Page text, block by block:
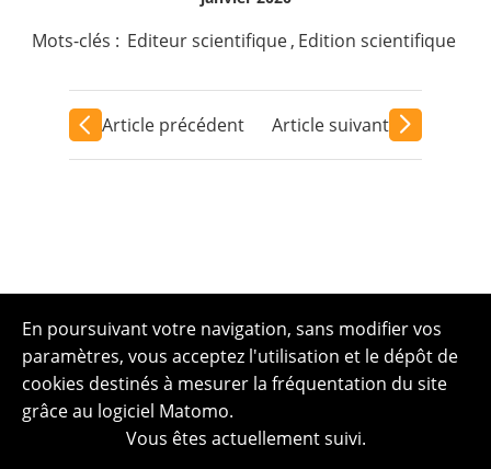
Mots-clés : Editeur scientifique, Edition scientifique
Article précédent Article suivant
En poursuivant votre navigation, sans modifier vos
paramètres, vous acceptez l'utilisation et le dépôt de
cookies destinés à mesurer la fréquentation du site
grâce au logiciel Matomo.
Vous êtes actuellement suivi.